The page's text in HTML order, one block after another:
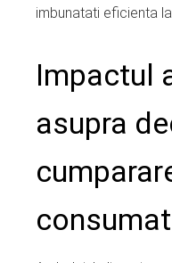
imbunatati eficienta
Impactul
asupra